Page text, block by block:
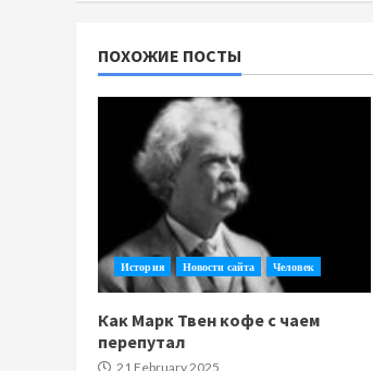
ПОХОЖИЕ ПОСТЫ
История Новости сайта Человек
Как Марк Твен кофе с чаем
перепутал
21 February 2025